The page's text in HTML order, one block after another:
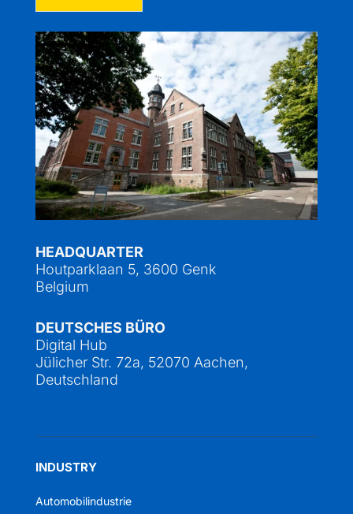
HEADQUARTER
Houtparklaan 5, 3600 Genk
Belgium
DEUTSCHES BÜRO
Digital Hub
Jülicher Str. 72a, 52070 Aachen,
Deutschland
INDUSTRY
Automobilindustrie